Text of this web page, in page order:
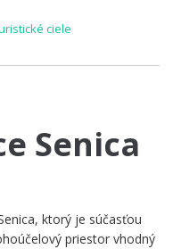
ciele
Senica
ktorý je súčasťou
priestor vhodný